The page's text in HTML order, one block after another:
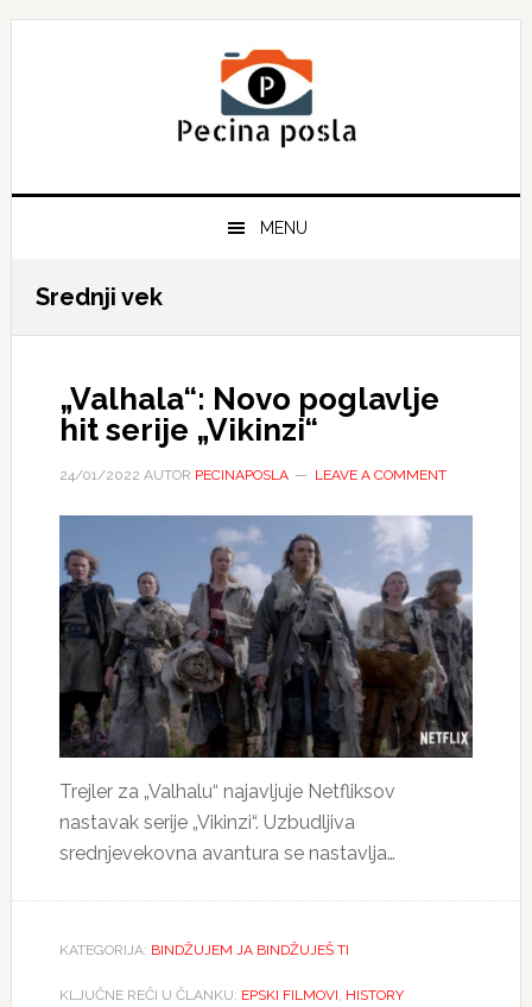
Skip
Skip
Skip
MENU
Srednji vek
„Valhala“: Novo poglavlje
hit serije „Vikinzi“
24/01/2022 AUTOR PECINAPOSLA LEAVE A COMMENT
Trejler za „Valhalu“ najavljuje Netfliksov
nastavak serije „Vikinzi“. Uzbudljiva
srednjevekovna avantura se nastavlja…
KATEGORIJA: BINDŽUJEM JA BINDŽUJEŠ TI
KLJUČNE REČI U ČLANKU: EPSKI FILMOVI, HISTORY